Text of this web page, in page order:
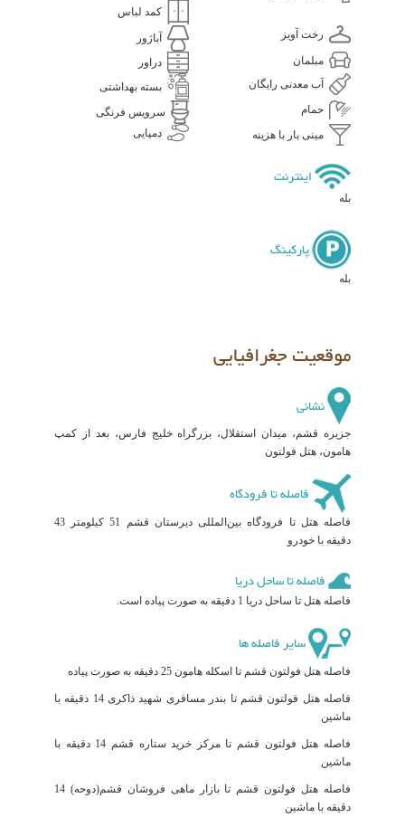
کمد لباس
رخت آویز
آباژور
مبلمان
دراور
آب معدنی رایگان
بسته بهداشتی
حمام
سرویس فرنگی
مینی بار با هزینه
دمپایی
اینترنت
بله
پارکینگ
بله
موقعیت جغرافیایی
نشانی
جزیره قشم، میدان استقلال، بزرگراه خلیج فارس، بعد از کمپ
هامون، هتل فولتون
فاصله تا فرودگاه
فاصله هتل تا فرودگاه بین‌المللی دیرستان قشم 51 کیلومتر 43
دقیقه با خودرو
فاصله تا ساحل دریا
فاصله هتل تا ساحل دریا 1 دقیقه به صورت پیاده است.
سایر فاصله ها
فاصله هتل فولتون قشم تا اسکله هامون 25 دقیقه به صورت پیاده
فاصله هتل فولتون قشم تا بندر مسافری شهید ذاکری 14 دقیقه با
ماشین
فاصله هتل فولتون قشم تا مرکز خرید ستاره قشم 14 دقیقه با
ماشین
فاصله هتل فولتون قشم تا بازار ماهی فروشان قشم(دوحه) 14
دقیقه با ماشین